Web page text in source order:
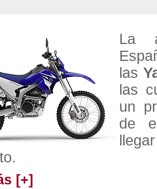
La
las
las
un
de
[+]